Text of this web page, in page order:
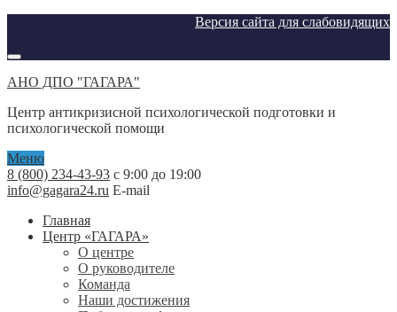
Версия сайта для слабовидящих
АНО ДПО "ГАГАРА"
Центр антикризисной психологической подготовки и
психологической помощи
Меню
8 (800) 234-43-93 с 9:00 до 19:00
info@gagara24.ru E-mail
Главная
Центр «ГАГАРА»
О центре
О руководителе
Команда
Наши достижения